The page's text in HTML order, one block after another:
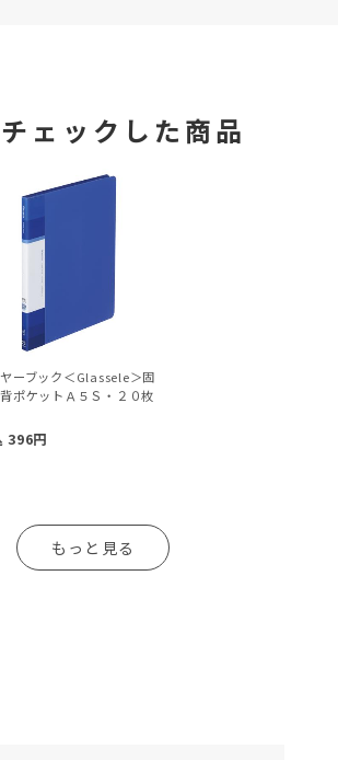
ェックした商品
ーブック＜Glassele＞固
ポケットＡ５Ｓ・２０枚
396円
もっと見る